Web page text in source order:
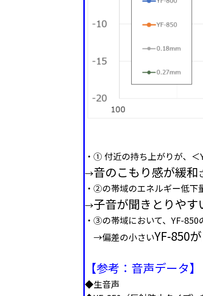
・① 付近の持ち上がりが、
→音のこもり感が緩和
・②の帯域のエネルギー低下
→子音が聞きとりやす
・③の帯域において、YF-850
→偏差の小さいYF-850
【参考：音声データ】
◆生音声